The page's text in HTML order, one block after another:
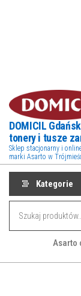
DOMICIL
tonery i tusze
Sklep stacjonarny i
marki Asarto w
Kategorie
Asarto